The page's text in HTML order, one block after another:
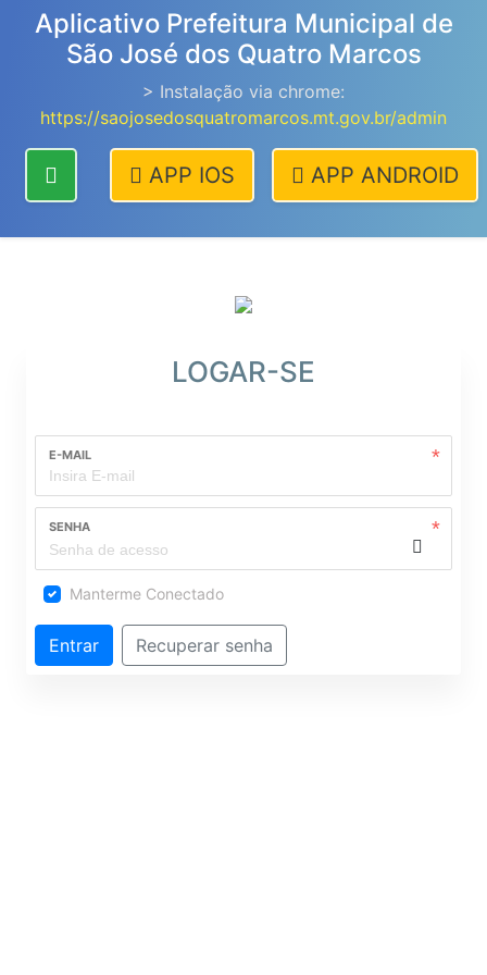
Aplicativo Prefeitura Municipal de
São José dos Quatro Marcos
> Instalação via chrome:
https://saojosedosquatromarcos.mt.gov.br/admin
APP ANDROID
APP IOS
LOGAR-SE
E-MAIL
SENHA
Manterme Conectado
Entrar Recuperar senha